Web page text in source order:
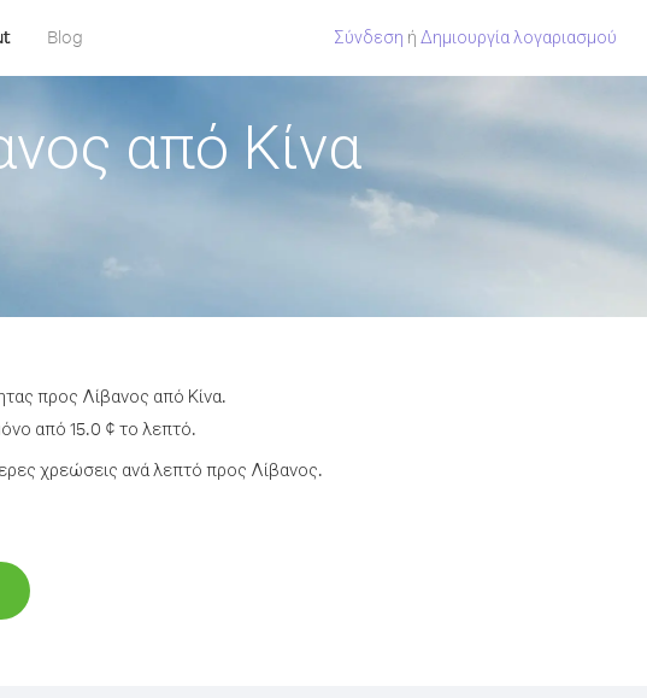
Blog Σύνδεση ή Δημιουργία λογαριασμού
από Κίνα
προς Λίβανος από Κίνα.
από 15.0 ¢ το λεπτό.
χρεώσεις ανά λεπτό προς Λίβανος.